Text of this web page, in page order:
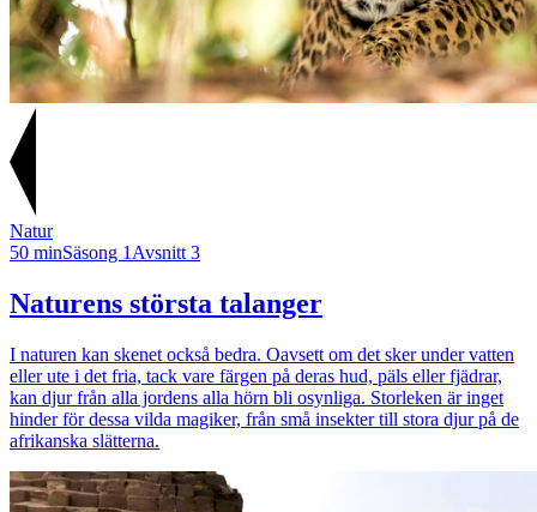
Natur
50 minSäsong 1Avsnitt 3
Naturens största talanger
I naturen kan skenet också bedra. Oavsett om det sker under vatten
eller ute i det fria, tack vare färgen på deras hud, päls eller fjädrar,
kan djur från alla jordens alla hörn bli osynliga. Storleken är inget
hinder för dessa vilda magiker, från små insekter till stora djur på de
afrikanska slätterna.